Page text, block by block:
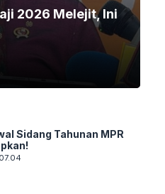
2026 Melejit, Ini
Sidang Tahunan MPR